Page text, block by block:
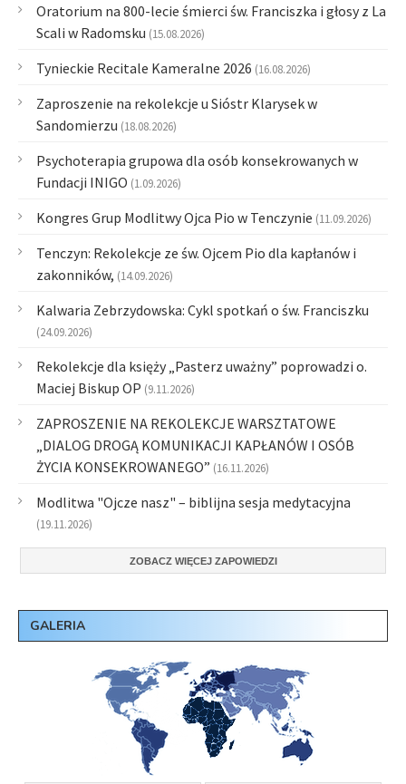
Oratorium na 800-lecie śmierci św. Franciszka i głosy z La
Scali w Radomsku (15.08.2026)
Tynieckie Recitale Kameralne 2026 (16.08.2026)
Zaproszenie na rekolekcje u Sióstr Klarysek w
Sandomierzu (18.08.2026)
Psychoterapia grupowa dla osób konsekrowanych w
Fundacji INIGO (1.09.2026)
Kongres Grup Modlitwy Ojca Pio w Tenczynie (11.09.2026)
Tenczyn: Rekolekcje ze św. Ojcem Pio dla kapłanów i
zakonników, (14.09.2026)
Kalwaria Zebrzydowska: Cykl spotkań o św. Franciszku
(24.09.2026)
Rekolekcje dla księży „Pasterz uważny” poprowadzi o.
Maciej Biskup OP (9.11.2026)
ZAPROSZENIE NA REKOLEKCJE WARSZTATOWE
„DIALOG DROGĄ KOMUNIKACJI KAPŁANÓW I OSÓB
ŻYCIA KONSEKROWANEGO” (16.11.2026)
Modlitwa "Ojcze nasz" – biblijna sesja medytacyjna
(19.11.2026)
ZOBACZ WIĘCEJ ZAPOWIEDZI
GALERIA